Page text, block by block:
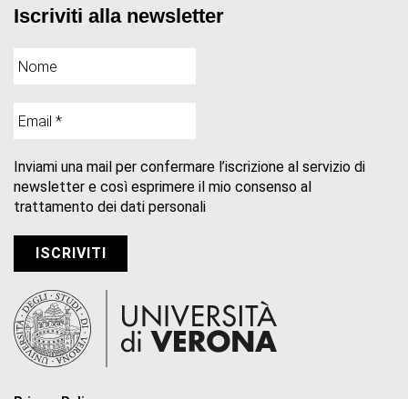
Iscriviti alla newsletter
Inviami una mail per confermare l’iscrizione al servizio di
newsletter e così esprimere il mio consenso al
trattamento dei dati personali